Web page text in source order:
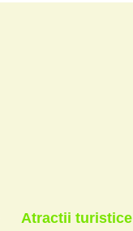
Atractii turistice